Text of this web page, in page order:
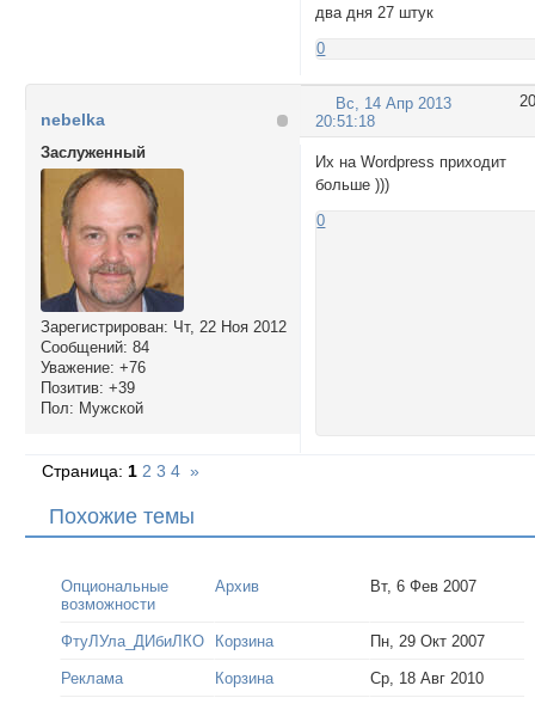
два дня 27 штук
0
20
Вс, 14 Апр 2013
20:51:18
nebelka
Заслуженный
Зарегистрирован: Чт, 22 Ноя 2012
Сообщений: 84
Уважение: +76
Позитив: +39
Пол: Мужской
Их на Wordpress приходит
больше )))
0
Страница:1 2 3 4 »
Похожие темы
Опциональные
возможности
Архив Вт, 6 Фев 2007
ФтуЛУла_ДИбиЛКО Корзина Пн, 29 Окт 2007
Реклама Корзина Ср, 18 Авг 2010